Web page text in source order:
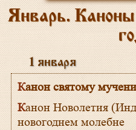
Январь.
1 января
Канон святому
Канон Новолетия (Индикта), чтомый на
новогоднем молебне